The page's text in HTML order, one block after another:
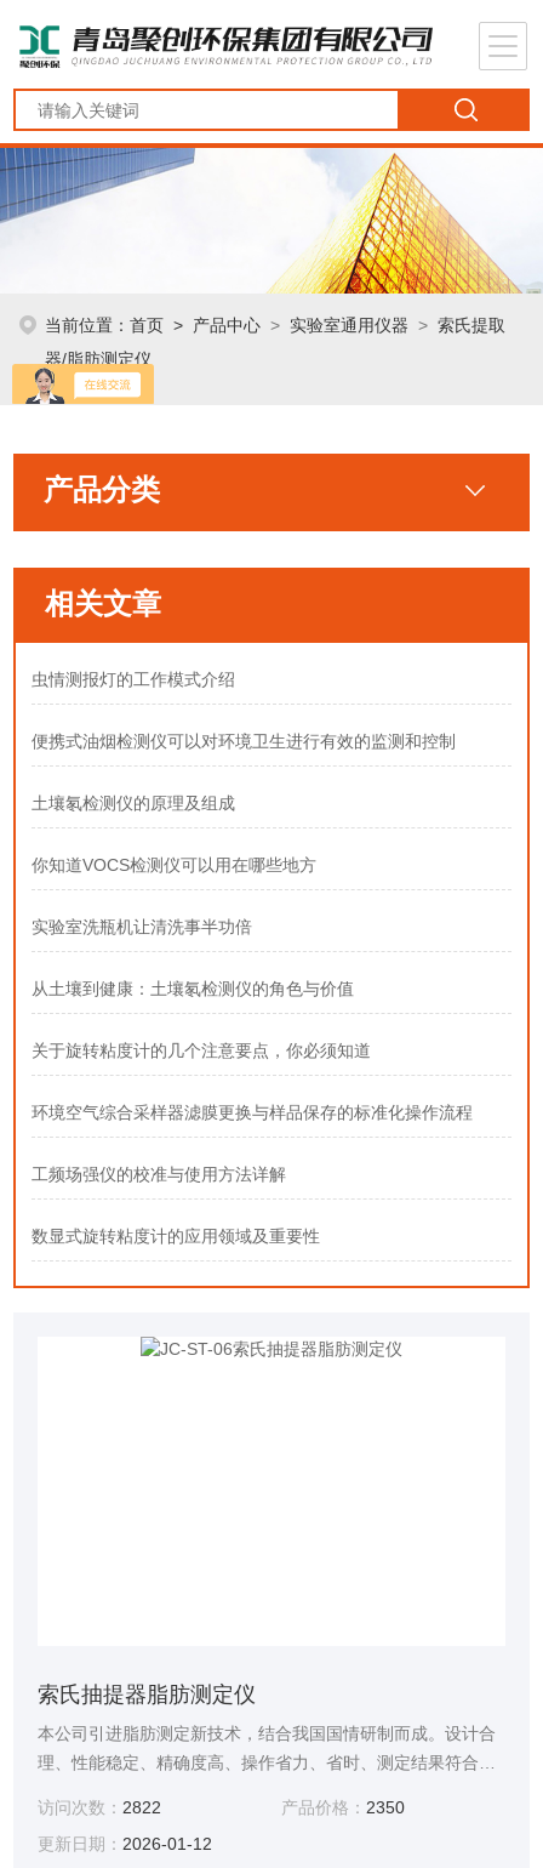
当前位置：首页 > 产品中心 > 实验室通用仪器 >索氏提取
器/脂肪测定仪
产品分类
相关文章
虫情测报灯的工作模式介绍
便携式油烟检测仪可以对环境卫生进行有效的监测和控制
土壤氡检测仪的原理及组成
你知道VOCS检测仪可以用在哪些地方
实验室洗瓶机让清洗事半功倍
从土壤到健康：土壤氡检测仪的角色与价值
关于旋转粘度计的几个注意要点，你必须知道
环境空气综合采样器滤膜更换与样品保存的标准化操作流程
工频场强仪的校准与使用方法详解
数显式旋转粘度计的应用领域及重要性
索氏抽提器脂肪测定仪
本公司引进脂肪测定新技术，结合我国国情研制而成。设计合
理、性能稳定、精确度高、操作省力、省时、测定结果符合国
品的要求，索氏抽提器脂肪测定仪该仪器是食品、脂肪、饲料
等行业测定脂肪的理想设备。
访问次数：2822 产品价格： 2350
更新日期：2026-01-12